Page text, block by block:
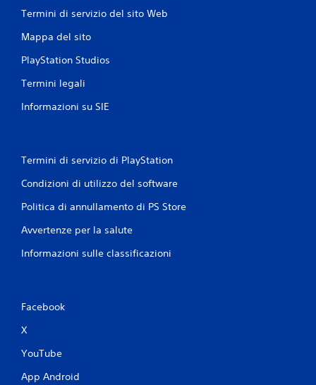
Termini di servizio del sito Web
Mappa del sito
PlayStation Studios
Termini legali
Informazioni su SIE
Termini di servizio di PlayStation
Condizioni di utilizzo del software
Politica di annullamento di PS Store
Avvertenze per la salute
Informazioni sulle classificazioni
Facebook
X
YouTube
App Android